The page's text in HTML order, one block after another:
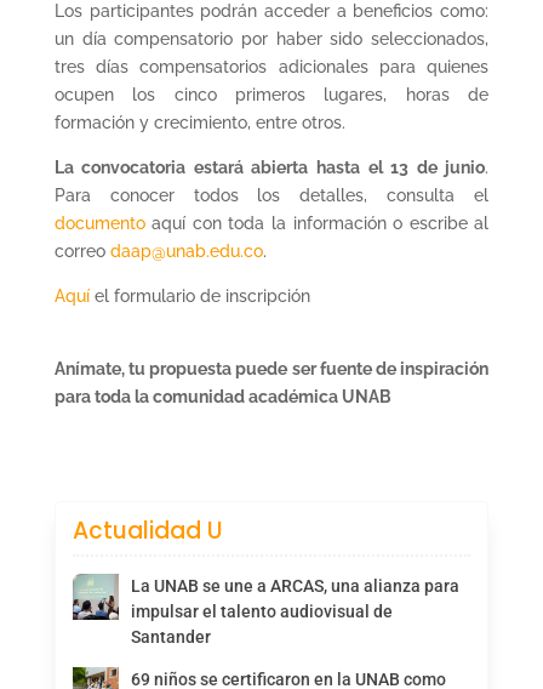
Los participantes podrán acceder a beneficios como:
un día compensatorio por haber sido seleccionados,
tres días compensatorios adicionales para quienes
ocupen los cinco primeros lugares, horas de
formación y crecimiento, entre otros.
La convocatoria estará abierta hasta el 13 de junio.
Para conocer todos los detalles, consulta el
documentoaquí con toda la información o escribe al
correo daap@unab.edu.co.
Aquíel formulario de inscripción
Anímate, tu propuesta puede ser fuente de inspiración
para toda la comunidad académica UNAB
Actualidad U
La UNAB se une a ARCAS, una alianza para
impulsar el talento audiovisual de
Santander
69 niños se certificaron en la UNAB como